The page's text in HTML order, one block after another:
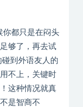
你都只是在闷头
够了，再去试
到外语友人的
不上，关键时
这种情况就真
是智商不